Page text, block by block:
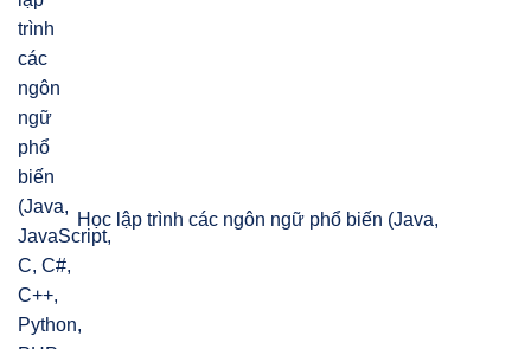
Học lập trình các ngôn ngữ phổ biến (Java,